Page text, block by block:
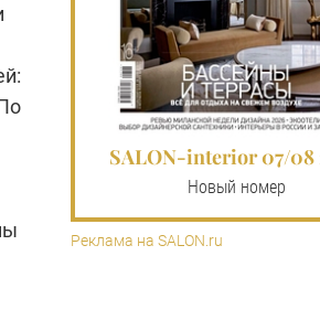
SALON-interior 07/08
Новый номер
Реклама на SALON.ru